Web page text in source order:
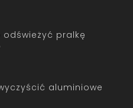
pralkę
aluminiowe